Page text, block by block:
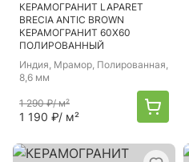
КЕРАМОГРАНИТ LAPARET
BRECIA ANTIC BROWN
КЕРАМОГРАНИТ 60Х60
ПОЛИРОВАННЫЙ
Индия, Мрамор, Полированная,
8,6 мм
1 290 ₽/ м²
1 190 ₽/ м²